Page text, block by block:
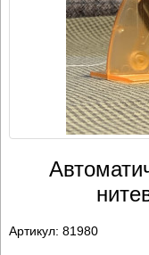
Артикул: 81980